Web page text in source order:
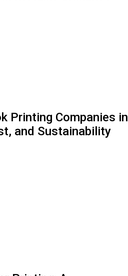
Printing Companies in
and Sustainability